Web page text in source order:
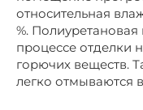
относительная
%.
процессе отделки
горючих веществ.
легко отмываются